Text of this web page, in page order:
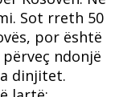
Sot rreth 50
por është
ndonjë
dinjitet.